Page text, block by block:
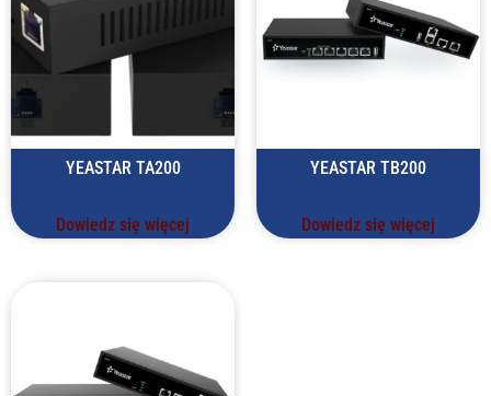
YEASTAR TA200
Dowiedz się więcej
YEASTAR TB200
Dowiedz się więcej